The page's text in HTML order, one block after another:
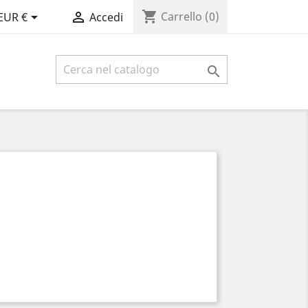
€  Accedi shopping_cart Carrello (0)
